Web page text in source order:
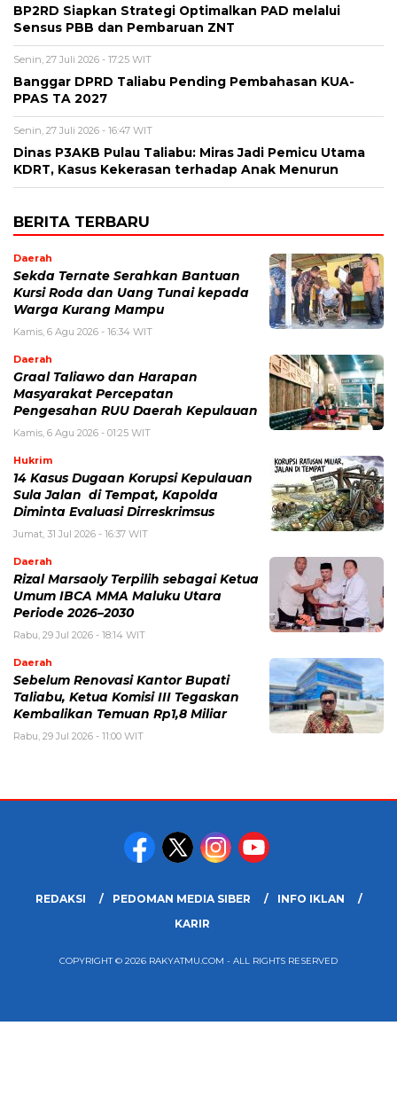
BP2RD Siapkan Strategi Optimalkan PAD melalui
Sensus PBB dan Pembaruan ZNT
Senin, 27 Juli 2026 - 17:25 WIT
Banggar DPRD Taliabu Pending Pembahasan KUA-
PPAS TA 2027
Senin, 27 Juli 2026 - 16:47 WIT
Dinas P3AKB Pulau Taliabu: Miras Jadi Pemicu Utama
KDRT, Kasus Kekerasan terhadap Anak Menurun
BERITA TERBARU
Daerah
Sekda Ternate Serahkan Bantuan
Kursi Roda dan Uang Tunai kepada
Warga Kurang Mampu
Kamis, 6 Agu 2026 - 16:34 WIT
Daerah
Graal Taliawo dan Harapan
Masyarakat Percepatan
Pengesahan RUU Daerah Kepulauan
Kamis, 6 Agu 2026 - 01:25 WIT
Hukrim
14 Kasus Dugaan Korupsi Kepulauan
Sula Jalan di Tempat, Kapolda
Diminta Evaluasi Dirreskrimsus
Jumat, 31 Jul 2026 - 16:37 WIT
Daerah
Rizal Marsaoly Terpilih sebagai Ketua
Umum IBCA MMA Maluku Utara
Periode 2026–2030
Rabu, 29 Jul 2026 - 18:14 WIT
Daerah
Sebelum Renovasi Kantor Bupati
Taliabu, Ketua Komisi III Tegaskan
Kembalikan Temuan Rp1,8 Miliar
Rabu, 29 Jul 2026 - 11:00 WIT
REDAKSI PEDOMAN MEDIA SIBER
INFO IKLAN
KARIR
COPYRIGHT © 2026 RAKYATMU.COM - ALL RIGHTS RESERVED